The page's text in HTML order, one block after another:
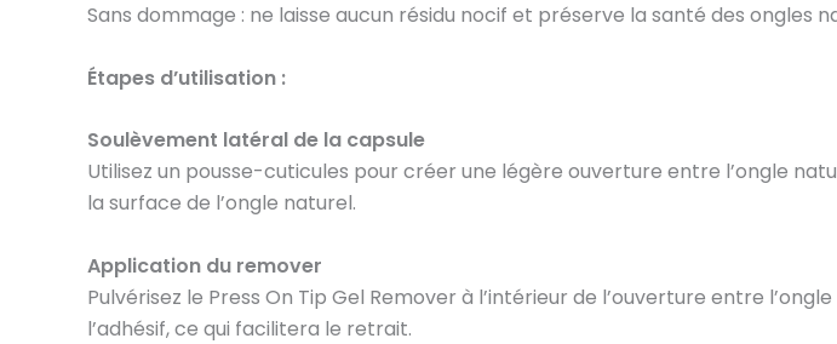
Sans dommage : ne laisse aucun résidu nocif et préserve la santé des ongles
Étapes d’utilisation :
Soulèvement latéral de la capsule
Utilisez un pousse-cuticules pour créer une légère ouverture entre l’ongle
la surface de l’ongle naturel.
Application du remover
Pulvérisez le Press On Tip Gel Remover à l’intérieur de l’ouverture entre
l’adhésif, ce qui facilitera le retrait.